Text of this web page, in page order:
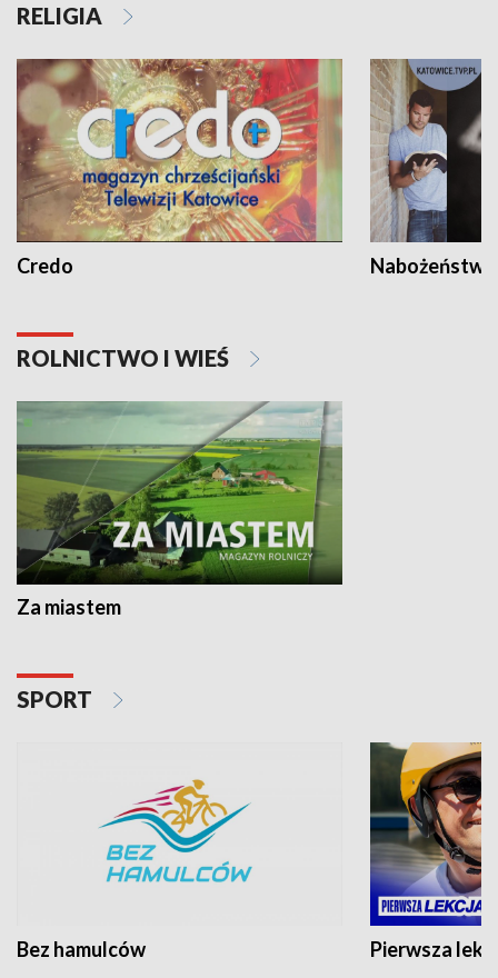
RELIGIA
Credo
ROLNICTWO I WIEŚ
Za miastem
SPORT
Bez hamulców Pierwsza